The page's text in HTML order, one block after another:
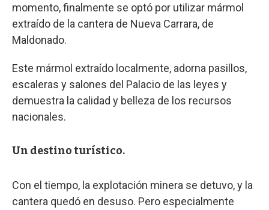
momento, finalmente se optó por utilizar mármol
extraído de la cantera de Nueva Carrara, de
Maldonado.
Este mármol extraído localmente, adorna pasillos,
escaleras y salones del Palacio de las leyes y
demuestra la calidad y belleza de los recursos
nacionales.
Un destino turístico.
Con el tiempo, la explotación minera se detuvo, y la
cantera quedó en desuso. Pero especialmente